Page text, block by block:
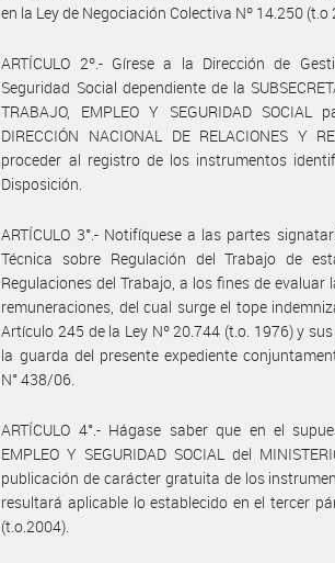
en la Ley de Negociación Colectiva Nº 14.250 (t.o
ARTÍCULO 2º.- Gírese a la Dirección de
Seguridad Social dependiente de la
TRABAJO, EMPLEO Y SEGURIDAD
DIRECCIÓN NACIONAL DE RELACIONES Y
proceder al registro de los instrumentos
Disposición.
ARTÍCULO 3°.- Notifíquese a las partes
Técnica sobre Regulación del Trabajo de
Regulaciones del Trabajo, a los fines de
remuneraciones, del cual surge el tope
Artículo 245 de la Ley Nº 20.744 (t.o. 1976) y
la guarda del presente expediente
N° 438/06.
ARTÍCULO 4°.- Hágase saber que en el
EMPLEO Y SEGURIDAD SOCIAL del
publicación de carácter gratuita de los
resultará aplicable lo establecido en el tercer
(t.o.2004).